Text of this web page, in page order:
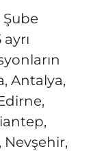
Antalya,
Nevşehir,